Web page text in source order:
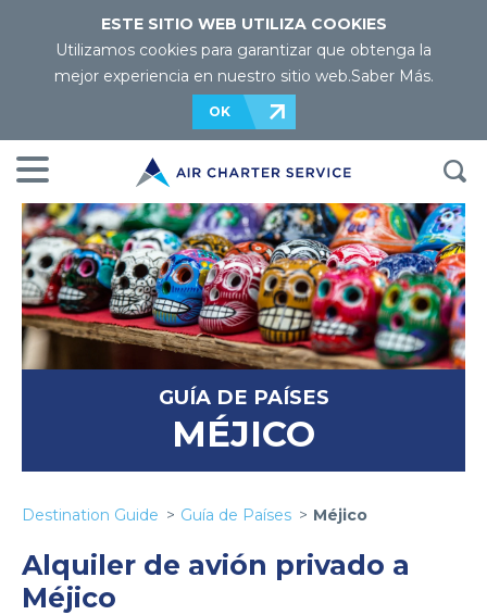
ESTE SITIO WEB UTILIZA COOKIES
Utilizamos cookies para garantizar que obtenga la
mejor experiencia en nuestro sitio web.Saber Más.
OK
GUÍA DE PAÍSES
MÉJICO
Destination Guide Guía de Países Méjico
Alquiler de avión privado a
Méjico